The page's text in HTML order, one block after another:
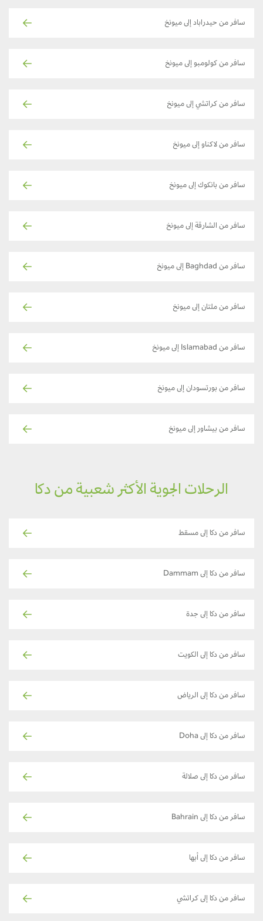
سافر من حيدراباد إلى ميونخ
سافر من كولومبو إلى ميونخ
سافر من كراتشي إلى ميونخ
سافر من لاكناو إلى ميونخ
سافر من بانكوك إلى ميونخ
سافر من الشارقة إلى ميونخ
سافر من Baghdad إلى ميونخ
سافر من ملتان إلى ميونخ
سافر من Islamabad إلى ميونخ
سافر من بورتسودان إلى ميونخ
سافر من بيشاور إلى ميونخ
الرحلات الجوية الأكثر شعبية من دكا
سافر من دكا إلى مسقط
سافر من دكا إلى Dammam
سافر من دكا إلى جدة
سافر من دكا إلى الكويت
سافر من دكا إلى الرياض
سافر من دكا إلى Doha
سافر من دكا إلى صلالة
سافر من دكا إلى Bahrain
سافر من دكا إلى أبها
سافر من دكا إلى كراتشي